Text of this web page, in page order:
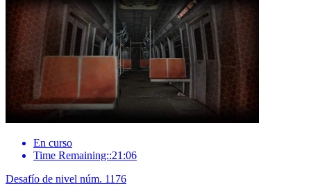
En curso
Time Remaining::21:06
Desafío de nivel núm. 1176